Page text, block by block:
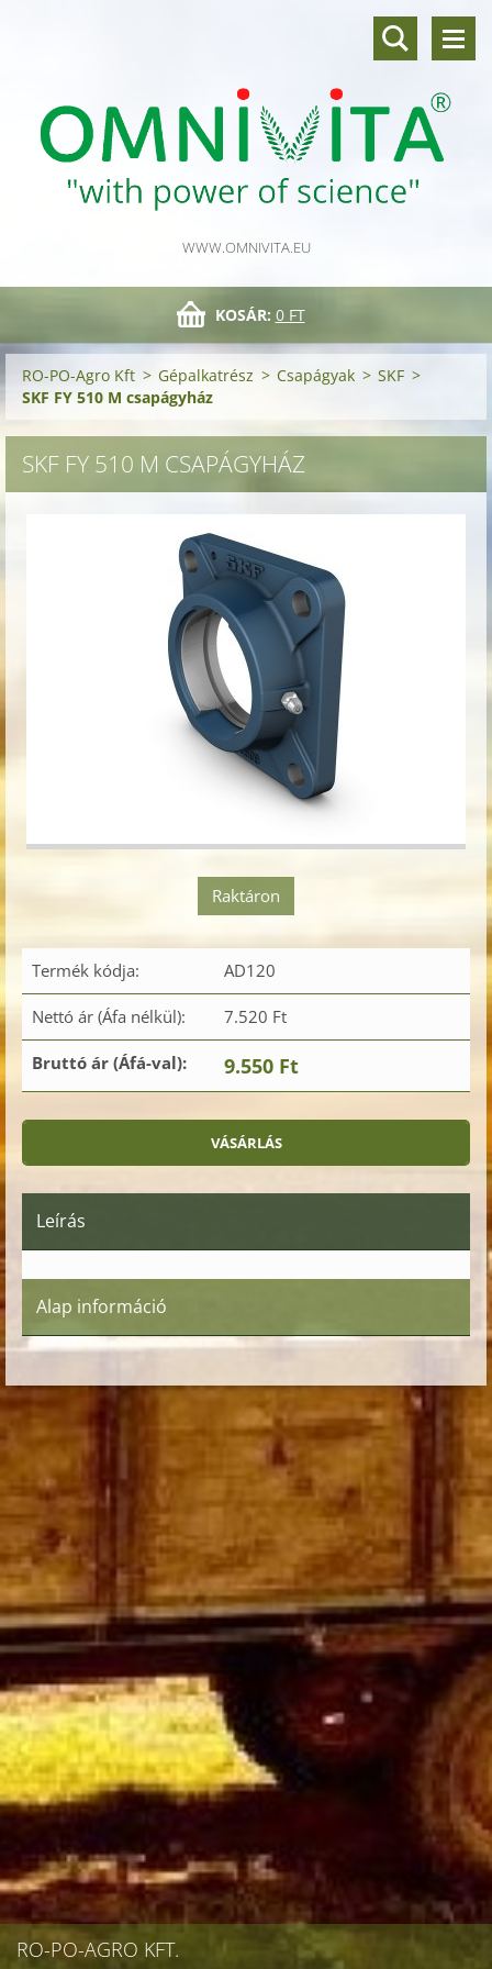
WWW.OMNIVITA.EU
KOSÁR: 0 FT
RO-PO-Agro Kft > Gépalkatrész > Csapágyak > SKF >
SKF FY 510 M csapágyház
SKF FY 510 M CSAPÁGYHÁZ
Raktáron
Termék kódja: AD120
Nettó ár (Áfa nélkül): 7.520 Ft
Bruttó ár (Áfá-val): 9.550 Ft
Leírás
Alap információ
RO-PO-AGRO KFT.